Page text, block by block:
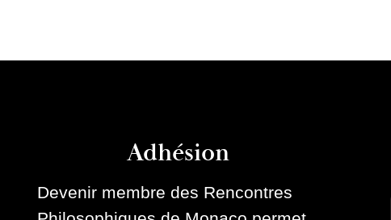
Adhésion
Devenir membre des Rencontres